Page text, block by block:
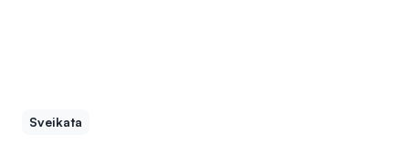
Sveikata